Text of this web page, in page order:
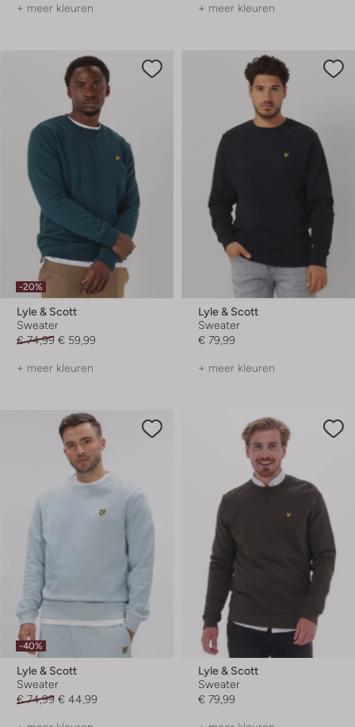
+ meer kleuren + meer kleuren
-20%
Lyle & Scott
Sweater
€ 74,99 € 59,99
+ meer kleuren
Lyle & Scott
Sweater
€ 79,99
+ meer kleuren
-40%
Lyle & Scott
Sweater
€ 74,99 € 44,99
Lyle & Scott
Sweater
€ 79,99